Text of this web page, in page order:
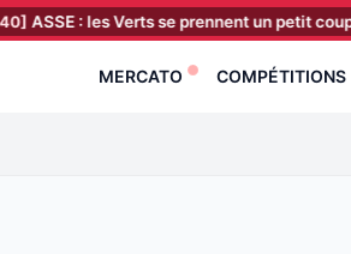
les Verts se prennent un petit coup de
MERCATO COMPÉTITIONS